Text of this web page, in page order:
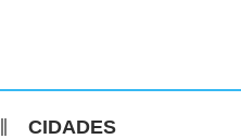
CIDADES